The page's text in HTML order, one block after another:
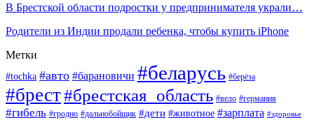
В Брестской области подростки у предпринимателя украли…
Родители из Индии продали ребенка, чтобы купить iPhone
Метки
#tochka #авто #барановичи #беларусь #берёза
#брест#брестская_область #вело #германия
#гибель #гродно #дальнобойщик #дети #животное #зарплата #здоровье